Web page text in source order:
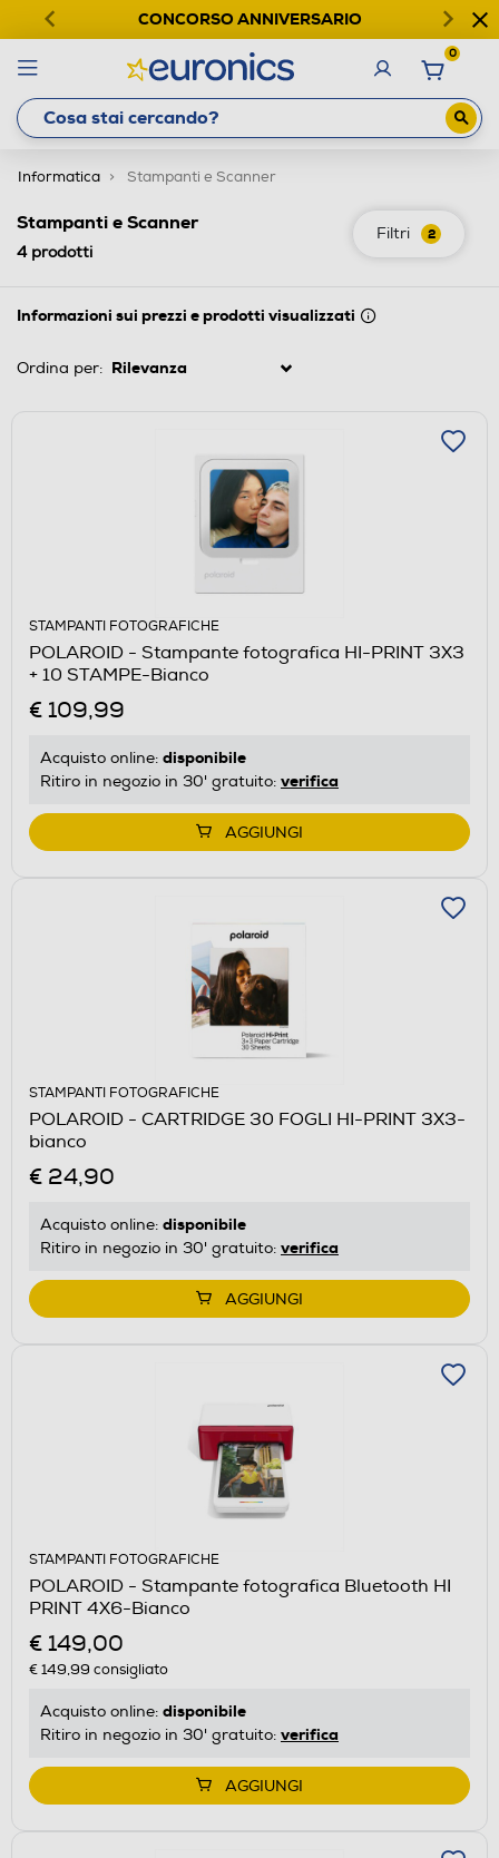
CONCORSO ANNIVERSARIO
0
Informatica Stampanti e Scanner
Filtri 2
Stampanti e Scanner
4prodotti
Informazioni sui prezzi e prodotti visualizzati
Ordina per:
STAMPANTI FOTOGRAFICHE
POLAROID - Stampante fotografica HI-PRINT 3X3
+ 10 STAMPE-Bianco
€ 109,99
Acquisto online: disponibile
Ritiro in negozio in 30' gratuito: verifica
AGGIUNGI
STAMPANTI FOTOGRAFICHE
POLAROID - CARTRIDGE 30 FOGLI HI-PRINT 3X3-
bianco
€ 24,90
Acquisto online: disponibile
Ritiro in negozio in 30' gratuito: verifica
AGGIUNGI
STAMPANTI FOTOGRAFICHE
POLAROID - Stampante fotografica Bluetooth HI
PRINT 4X6-Bianco
€ 149,00
€ 149,99 consigliato
Acquisto online: disponibile
Ritiro in negozio in 30' gratuito: verifica
AGGIUNGI